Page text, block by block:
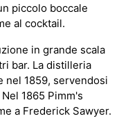
piccolo boccale
al cocktail.
in grande scala
bar. La distilleria
nel 1859, servendosi
1865 Pimm's
a Frederick Sawyer.